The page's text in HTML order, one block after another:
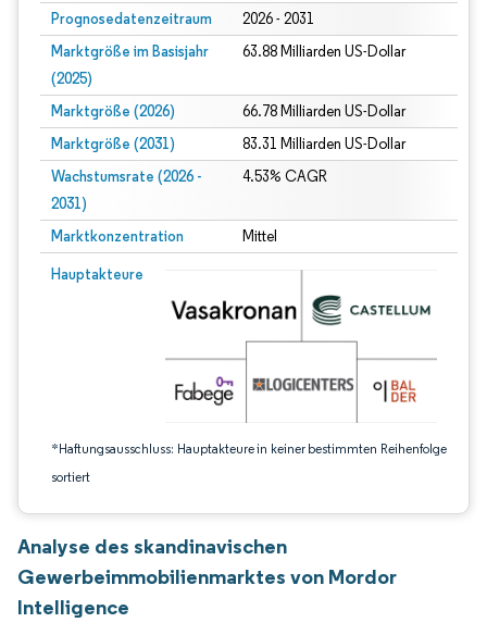
Prognosedatenzeitraum 2026 - 2031
Marktgröße im Basisjahr
(2025)
63.88 Milliarden US-Dollar
Marktgröße (2026) 66.78 Milliarden US-Dollar
Marktgröße (2031) 83.31 Milliarden US-Dollar
Wachstumsrate (2026 -
2031)
4.53% CAGR
Marktkonzentration Mittel
Hauptakteure
*Haftungsausschluss: Hauptakteure in keiner bestimmten Reihenfolge
sortiert
Bild © Mordor Intelligence. Wiederverwendung erfordert Namensnennung
Analyse des skandinavischen
Gewerbeimmobilienmarktes von Mordor
Intelligence